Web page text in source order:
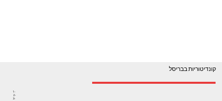
קונדיטוריות בבריסל
1-
2-
3-